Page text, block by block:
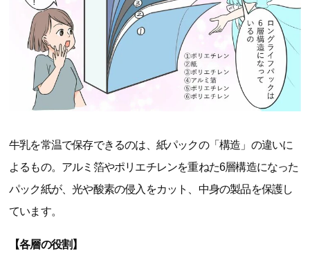
牛乳を常温で保存できるのは、紙パックの「構造」の違いに
よるもの。アルミ箔やポリエチレンを重ねた6層構造になった
パック紙が、光や酸素の侵入をカット、中身の製品を保護し
ています。
【各層の役割】